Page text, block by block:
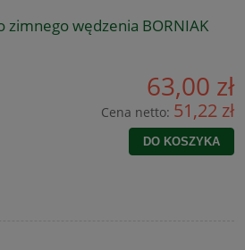
zimnego wędzenia BORNIAK
63,00 zł
Cena netto: 51,22 zł
DO KOSZYKA